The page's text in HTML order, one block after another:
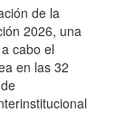
de la
2026, una
cabo el
en las 32